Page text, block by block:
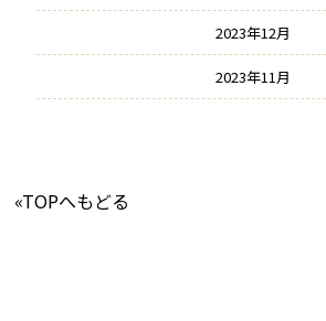
2023年12月
2023年11月
«TOPへもどる